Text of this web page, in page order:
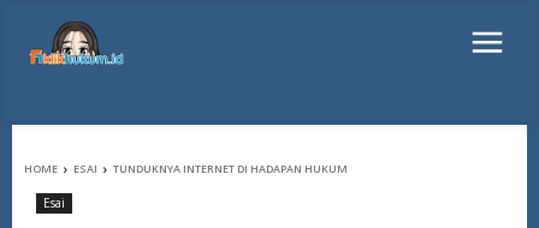
HOME ESAI TUNDUKNYA INTERNET DI HADAPAN HUKUM
Esai